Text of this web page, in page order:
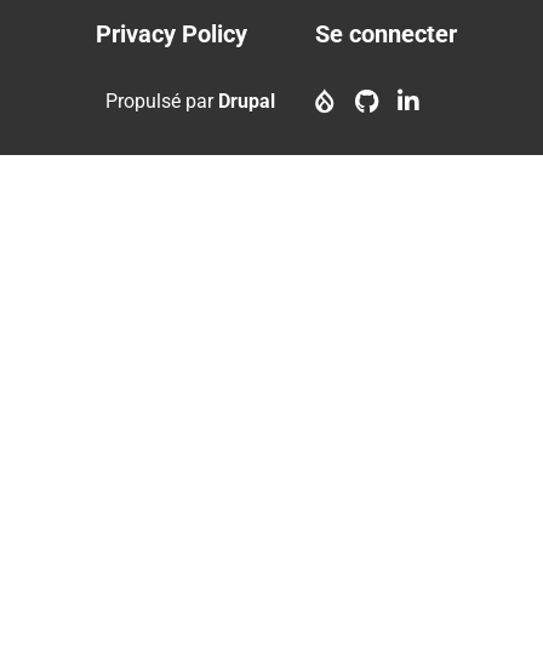
Footer
menu
Privacy Policy
account
Se connecter
Propulsé par Drupal